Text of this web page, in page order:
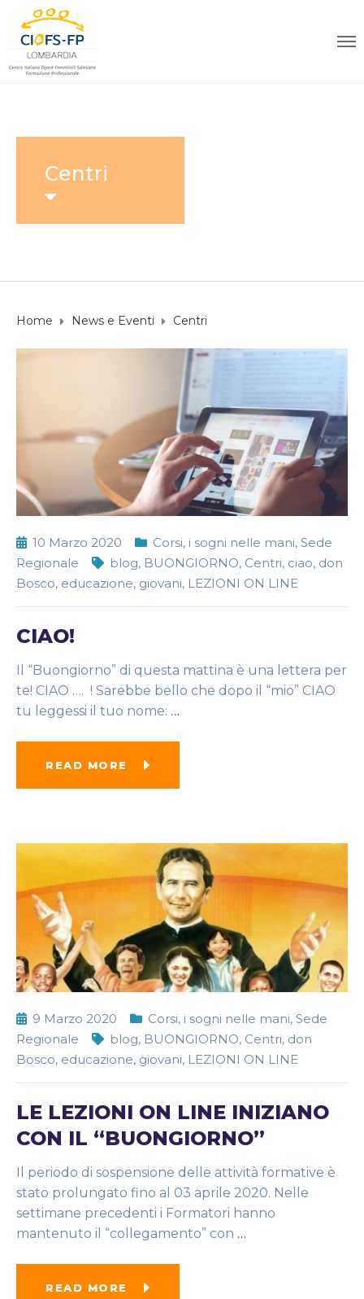
Centri
Home News e Eventi Centri
10 Marzo 2020 Corsi, i sogni nelle mani, Sede
Regionale
blog, BUONGIORNO, Centri, ciao, don
Bosco, educazione, giovani, LEZIONI ON LINE
CIAO!
Il “Buongiorno” di questa mattina è una lettera per
te! CIAO …. ! Sarebbe bello che dopo il “mio” CIAO
tu leggessi il tuo nome: …
READ MORE
9 Marzo 2020 Corsi, i sogni nelle mani, Sede
Regionale
blog, BUONGIORNO, Centri, don
Bosco, educazione, giovani, LEZIONI ON LINE
LE LEZIONI ON LINE INIZIANO
CON IL “BUONGIORNO”
Il periodo di sospensione delle attività formative è
stato prolungato fino al 03 aprile 2020. Nelle
settimane precedenti i Formatori hanno
mantenuto il “collegamento” con …
READ MORE